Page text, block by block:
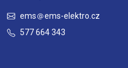
ems
ems-elektro.cz
577 664 343